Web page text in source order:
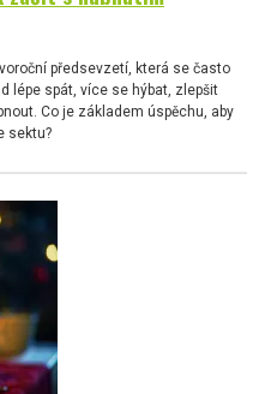
předsevzetí, která se často
lépe spát, více se hýbat, zlepšit
Co je základem úspěchu, aby
sektu?